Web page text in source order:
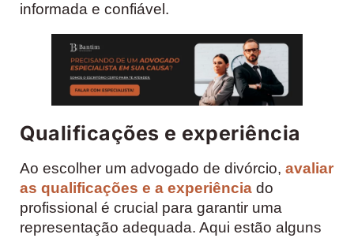
informada e confiável.
Qualificações e experiência
Ao escolher um advogado de divórcio, avaliar
as qualificações e a experiência do
profissional é crucial para garantir uma
representação adequada. Aqui estão alguns